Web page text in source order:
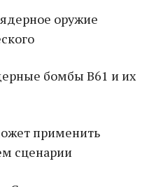
оружие
бомбы B61 и их
применить
сценарии